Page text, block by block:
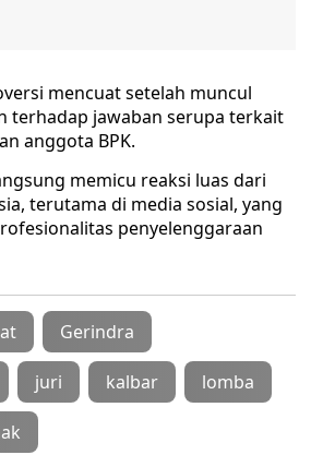
mencuat setelah muncul
terhadap jawaban serupa terkait
anggota BPK.
memicu reaksi luas dari
terutama di media sosial, yang
penyelenggaraan
Gerindra
juri kalbar lomba